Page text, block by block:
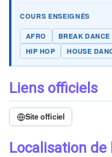
COURS ENSEIGNÉS
AFRO BREAK DANCE
HIP HOP
HOUSE
Liens officiels
Site officiel
Localisation de